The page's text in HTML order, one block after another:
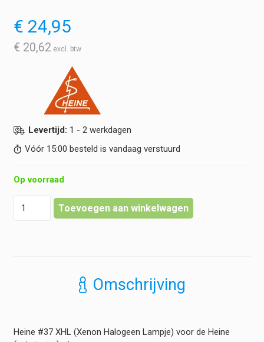
€ 24,95
€ 20,62
Levertijd: 1 - 2 werkdagen
Vóór 15:00 besteld is vandaag verstuurd
Op voorraad
Toevoegen aan winkelwagen
Omschrijving
Heine #37 XHL (Xenon Halogeen Lampje) voor de Heine